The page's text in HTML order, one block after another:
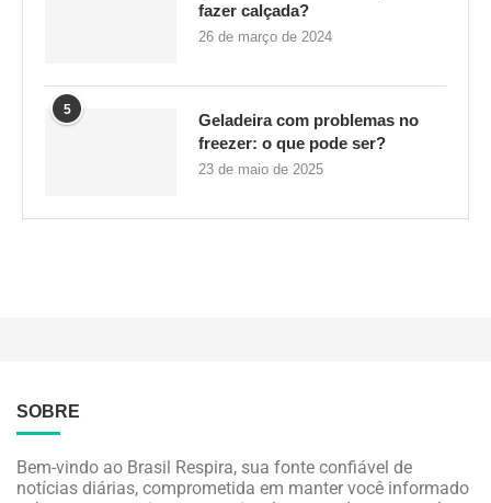
fazer calçada?
26 de março de 2024
5
Geladeira com problemas no
freezer: o que pode ser?
23 de maio de 2025
SOBRE
Bem-vindo ao Brasil Respira, sua fonte confiável de
notícias diárias, comprometida em manter você informado